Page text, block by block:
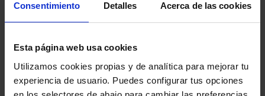
Consentimiento Detalles Acerca de las cookies
Esta página web usa cookies
Utilizamos cookies propias y de analítica para mejorar tu
experiencia de usuario. Puedes configurar tus opciones